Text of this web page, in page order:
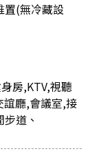
置(無冷藏設
房,KTV,視聽
廳,會議室,接
道、